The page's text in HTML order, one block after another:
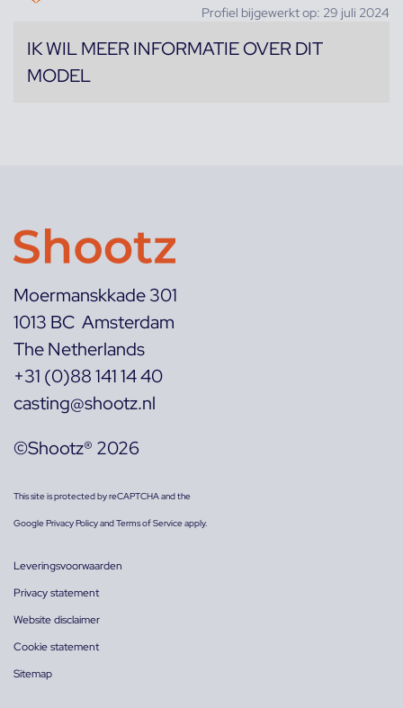
Profiel bijgewerkt op: 29 juli 2024
IK WIL MEER INFORMATIE OVER DIT
MODEL
Moermanskkade 301
1013 BC Amsterdam
The Netherlands
+31 (0)88 141 14 40
casting@shootz.nl
©Shootz® 2026
This site is protected by reCAPTCHA and the
GooglePrivacy PolicyandTerms of Serviceapply.
Leveringsvoorwaarden
Privacy statement
Website disclaimer
Cookie statement
Sitemap